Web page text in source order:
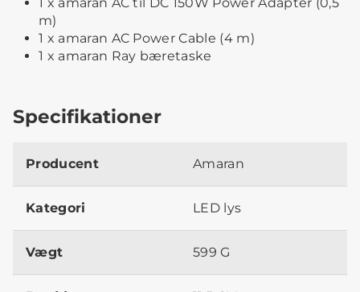
m)
1 x amaran AC Power Cable (4 m)
1 x amaran Ray bæretaske
Specifikationer
Producent Amaran
Kategori LED lys
Vægt 599 G